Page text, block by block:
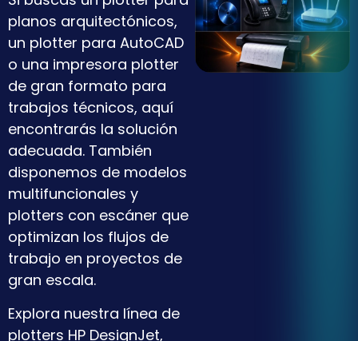
planos arquitectónicos,
un plotter para AutoCAD
o una impresora plotter
de gran formato para
trabajos técnicos, aquí
encontrarás la solución
adecuada. También
disponemos de modelos
multifuncionales y
plotters con escáner que
optimizan los flujos de
trabajo en proyectos de
gran escala.
Explora nuestra línea de
plotters HP DesignJet,